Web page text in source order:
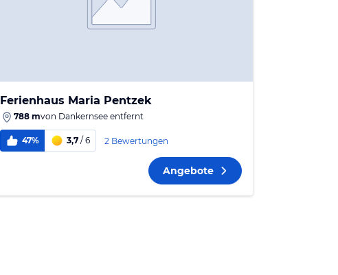
Ferienhaus Maria Pentzek
788 mvon Dankernsee entfernt
47% 3,7 / 6 2 Bewertungen
Angebote